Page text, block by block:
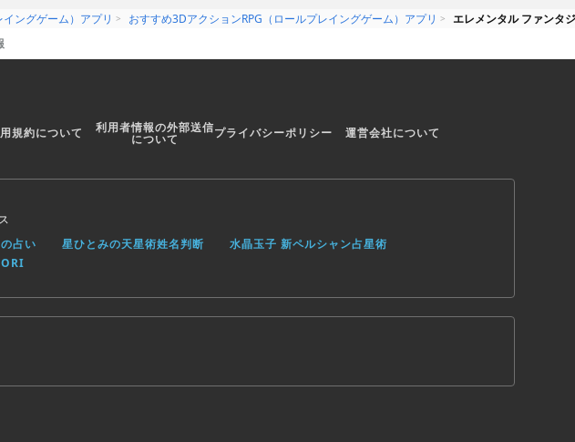
ングゲーム）アプリ おすすめ3DアクションRPG（ロールプレイングゲーム）アプリ
エレメンタル ファンタ
規約について 利用者情報の外部送信
について プライバシーポリシー 運営会社について
占い 星ひとみの天星術姓名判断
水晶玉子 新ペルシャン占星術